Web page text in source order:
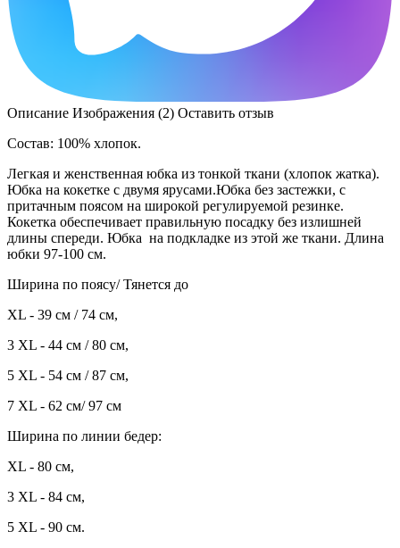
Описание Изображения (2) Оставить отзыв
Состав: 100% хлопок.
Легкая и женственная юбка из тонкой ткани (хлопок жатка).
Юбка на кокетке с двумя ярусами.Юбка без застежки, с
притачным поясом на широкой регулируемой резинке.
Кокетка обеспечивает правильную посадку без излишней
длины спереди. Юбка на подкладке из этой же ткани. Длина
юбки 97-100 см.
Ширина по поясу/ Тянется до
XL - 39 см / 74 см,
3 XL - 44 см / 80 см,
5 XL - 54 см / 87 см,
7 XL - 62 см/ 97 см
Ширина по линии бедер:
XL - 80 см,
3 XL - 84 см,
5 XL - 90 см.